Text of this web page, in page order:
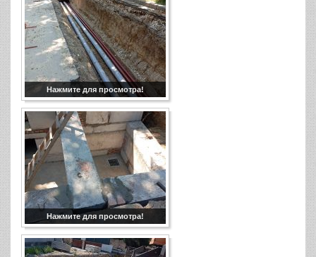
Нажмите для просмотра!
Нажмите для просмотра!